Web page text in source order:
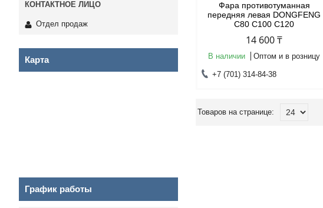
Фара противотуманная
передняя левая DONGFENG
C80 C100 C120
14 600 ₸
В наличии Оптом и в розницу
+7 (701) 314-84-38
Отдел продаж
Карта
График работы